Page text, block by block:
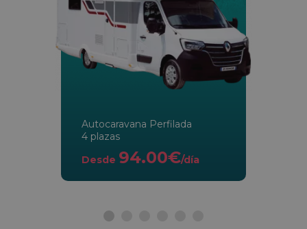
Autocaravana Perfilada
4 plazas
Desde 94.00€/día